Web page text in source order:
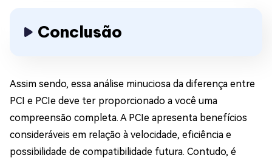
Conclusão
Assim sendo, essa análise minuciosa da diferença entre
PCI e PCIe deve ter proporcionado a você uma
compreensão completa. A PCIe apresenta benefícios
consideráveis em relação à velocidade, eficiência e
possibilidade de compatibilidade futura. Contudo, é